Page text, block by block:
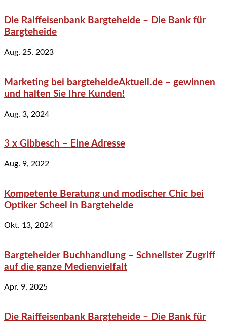
Die Raiffeisenbank Bargteheide – Die Bank für
Bargteheide
Aug. 25, 2023
Marketing bei bargteheideAktuell.de – gewinnen
und halten Sie Ihre Kunden!
Aug. 3, 2024
3 x Gibbesch – Eine Adresse
Aug. 9, 2022
Kompetente Beratung und modischer Chic bei
Optiker Scheel in Bargteheide
Okt. 13, 2024
Bargteheider Buchhandlung – Schnellster Zugriff
auf die ganze Medienvielfalt
Apr. 9, 2025
Die Raiffeisenbank Bargteheide – Die Bank für